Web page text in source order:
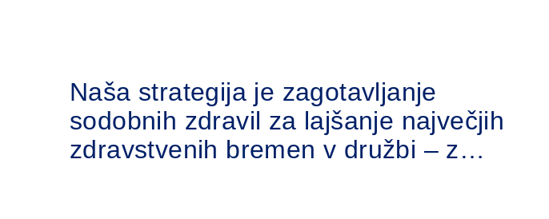
Naša strategija je zagotavljanje
sodobnih zdravil za lajšanje največjih
zdravstvenih bremen v družbi – z